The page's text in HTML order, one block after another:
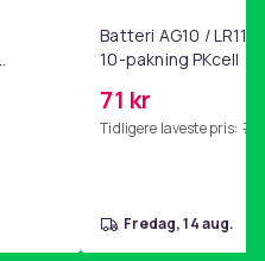
Batteri AG10 /
10-pakning PKcell
71 kr
Tidligere laveste pris: 76
fredag, 14 aug.